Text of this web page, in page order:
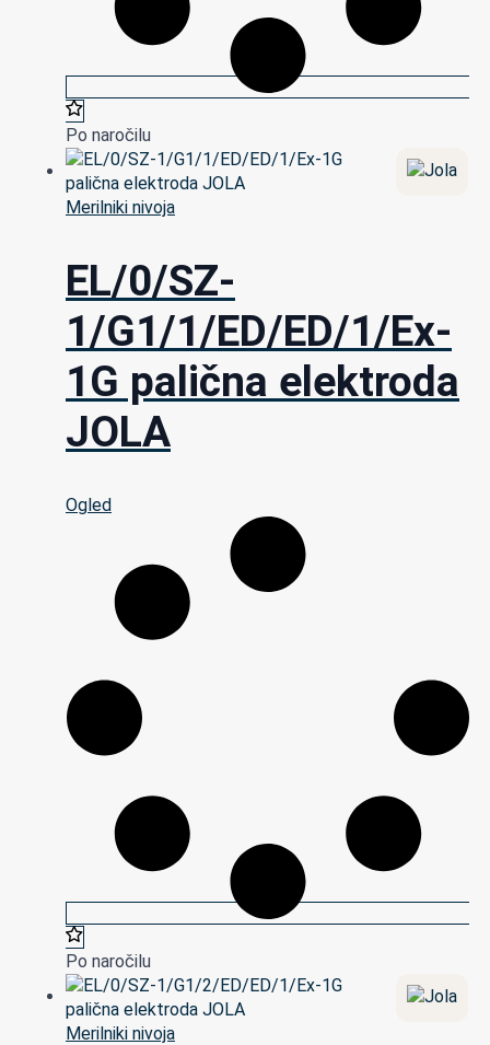
Po naročilu
Merilniki nivoja
EL/0/SZ-
1/G1/1/ED/ED/1/Ex-
1G palična elektroda
JOLA
Ogled
Po naročilu
Merilniki nivoja